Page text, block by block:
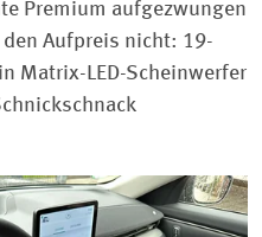
Premium aufgezwungen
Aufpreis nicht: 19-
Matrix-LED-Scheinwerfer